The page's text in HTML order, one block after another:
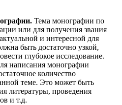
Тема монографии по
или для получения звания
и интересной для
быть достаточно узкой,
глубокое исследование.
написания монографии
количество
теме. Это может быть
литературы, проведения
и т.д.